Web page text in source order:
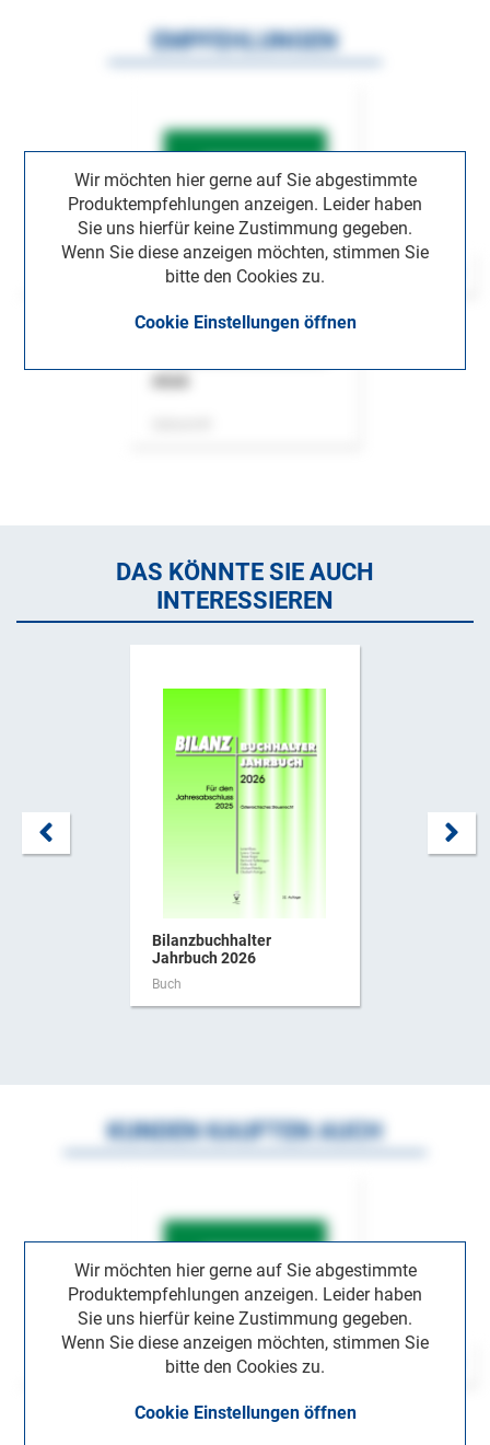
Wir möchten hier gerne auf Sie abgestimmte
Produktempfehlungen anzeigen. Leider haben
Sie uns hierfür keine Zustimmung gegeben.
Wenn Sie diese anzeigen möchten, stimmen Sie
bitte den Cookies zu.
Cookie Einstellungen öffnen
EMPFEHLUNGEN
DAS KÖNNTE SIE AUCH
INTERESSIEREN
Bilanzbuchhalter
Jahrbuch 2026
Buch
Wir möchten hier gerne auf Sie abgestimmte
Produktempfehlungen anzeigen. Leider haben
Sie uns hierfür keine Zustimmung gegeben.
Wenn Sie diese anzeigen möchten, stimmen Sie
bitte den Cookies zu.
Cookie Einstellungen öffnen
KUNDEN KAUFTEN AUCH